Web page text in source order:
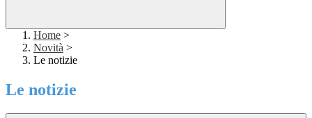
Home >
Novità >
Le notizie
Le notizie